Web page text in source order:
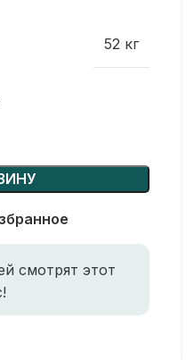
52 кг
смотрят этот